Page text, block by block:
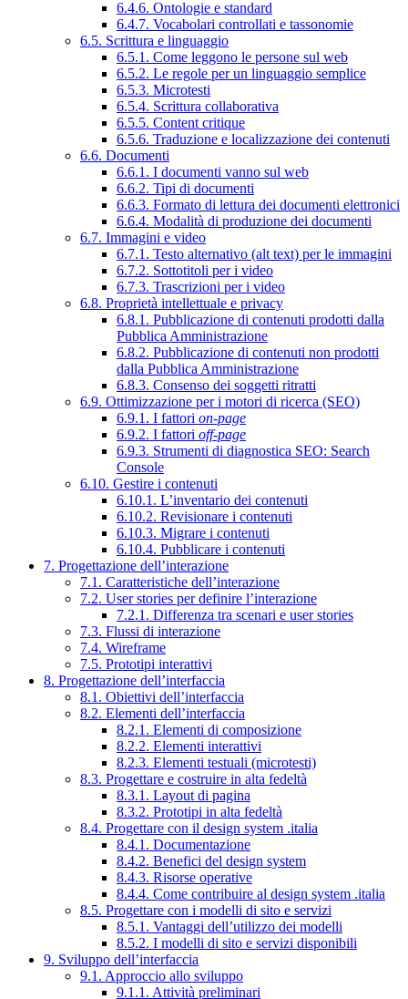
6.4.6. Ontologie e standard
6.4.7. Vocabolari controllati e tassonomie
6.5. Scrittura e linguaggio
6.5.1. Come leggono le persone sul web
6.5.2. Le regole per un linguaggio semplice
6.5.3. Microtesti
6.5.4. Scrittura collaborativa
6.5.5. Content critique
6.5.6. Traduzione e localizzazione dei contenuti
6.6. Documenti
6.6.1. I documenti vanno sul web
6.6.2. Tipi di documenti
6.6.3. Formato di lettura dei documenti elettronici
6.6.4. Modalità di produzione dei documenti
6.7. Immagini e video
6.7.1. Testo alternativo (alt text) per le immagini
6.7.2. Sottotitoli per i video
6.7.3. Trascrizioni per i video
6.8. Proprietà intellettuale e privacy
6.8.1. Pubblicazione di contenuti prodotti dalla
Pubblica Amministrazione
6.8.2. Pubblicazione di contenuti non prodotti
dalla Pubblica Amministrazione
6.8.3. Consenso dei soggetti ritratti
6.9. Ottimizzazione per i motori di ricerca (SEO)
6.9.1. I fattori on-page
6.9.2. I fattori off-page
6.9.3. Strumenti di diagnostica SEO: Search
Console
6.10. Gestire i contenuti
6.10.1. L’inventario dei contenuti
6.10.2. Revisionare i contenuti
6.10.3. Migrare i contenuti
6.10.4. Pubblicare i contenuti
7. Progettazione dell’interazione
7.1. Caratteristiche dell’interazione
7.2. User stories per definire l’interazione
7.2.1. Differenza tra scenari e user stories
7.3. Flussi di interazione
7.4. Wireframe
7.5. Prototipi interattivi
8. Progettazione dell’interfaccia
8.1. Obiettivi dell’interfaccia
8.2. Elementi dell’interfaccia
8.2.1. Elementi di composizione
8.2.2. Elementi interattivi
8.2.3. Elementi testuali (microtesti)
8.3. Progettare e costruire in alta fedeltà
8.3.1. Layout di pagina
8.3.2. Prototipi in alta fedeltà
8.4. Progettare con il design system .italia
8.4.1. Documentazione
8.4.2. Benefici del design system
8.4.3. Risorse operative
8.4.4. Come contribuire al design system .italia
8.5. Progettare con i modelli di sito e servizi
8.5.1. Vantaggi dell’utilizzo dei modelli
8.5.2. I modelli di sito e servizi disponibili
9. Sviluppo dell’interfaccia
9.1. Approccio allo sviluppo
9.1.1. Attività preliminari